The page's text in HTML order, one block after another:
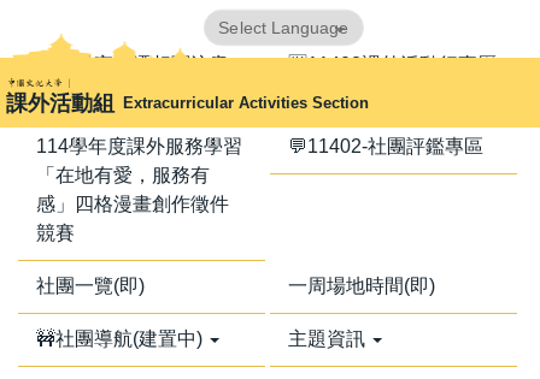
到
主
要
內
課外活動組 Extracurricular Activities Section
Translate
📢器材室搬遷相關注意
事項📢
🈺11402課外活動行事曆
114學年度課外服務學習
「在地有愛，服務有
感」四格漫畫創作徵件
競賽
💬11402-社團評鑑專區
社團一覽(即) 一周場地時間(即)
🚧社團導航(建置中) 主題資訊